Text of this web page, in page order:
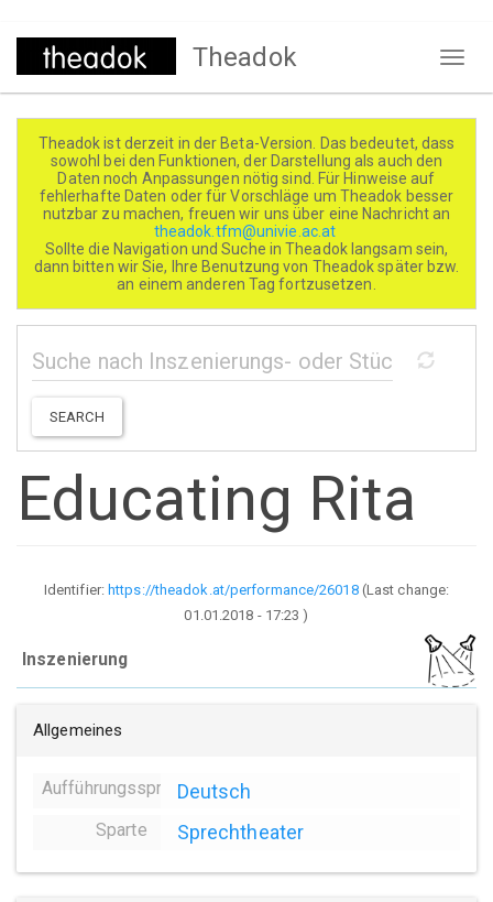
Direkt
Theadok
Theadok ist derzeit in der Beta-Version. Das bedeutet, dass
sowohl bei den Funktionen, der Darstellung als auch den
Daten noch Anpassungen nötig sind. Für Hinweise auf
fehlerhafte Daten oder für Vorschläge um Theadok besser
nutzbar zu machen, freuen wir uns über eine Nachricht an
theadok.tfm@univie.ac.at
Sollte die Navigation und Suche in Theadok langsam sein,
dann bitten wir Sie, Ihre Benutzung von Theadok später bzw.
an einem anderen Tag fortzusetzen.
SEARCH
Educating Rita
Identifier:https://theadok.at/performance/26018(Last change:
01.01.2018 - 17:23 )
Inszenierung
Allgemeines
AufführungsspracheDeutsch
Sparte Sprechtheater